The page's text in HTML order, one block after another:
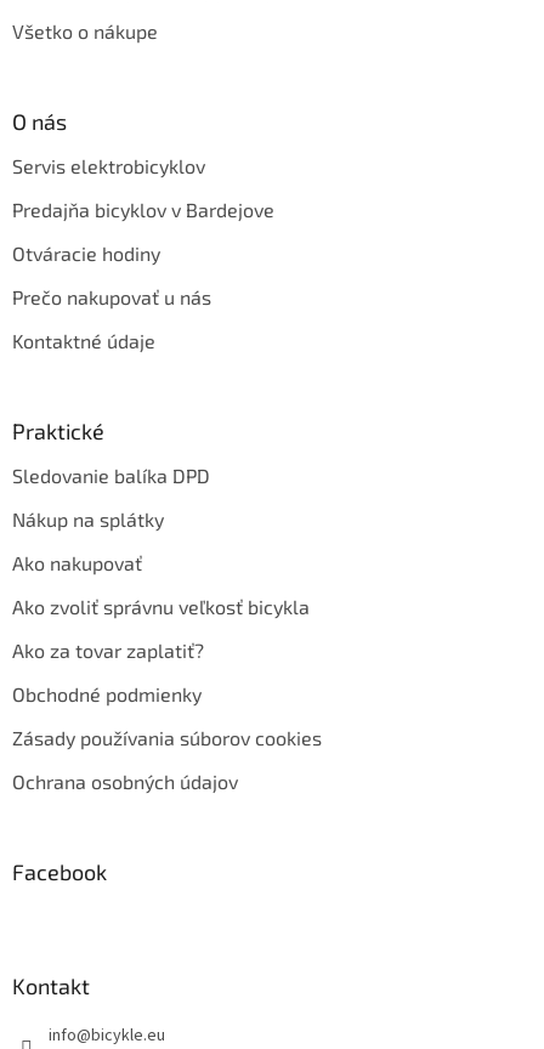
Všetko o nákupe
O nás
Servis elektrobicyklov
Predajňa bicyklov v Bardejove
Otváracie hodiny
Prečo nakupovať u nás
Kontaktné údaje
Praktické
Sledovanie balíka DPD
Nákup na splátky
Ako nakupovať
Ako zvoliť správnu veľkosť bicykla
Ako za tovar zaplatiť?
Obchodné podmienky
Zásady používania súborov cookies
Ochrana osobných údajov
Facebook
Kontakt
info@bicykle.eu